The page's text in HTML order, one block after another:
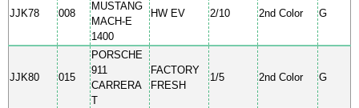
JJK78 008
MUSTANG
MACH-E
1400
HW EV 2/10 2nd Color G
JJK80 015
PORSCHE
911
CARRERA
T
FACTORY
FRESH
1/5 2nd Color G